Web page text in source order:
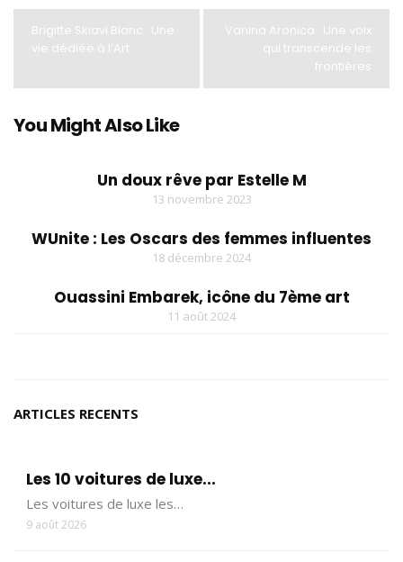
Brigitte Skiavi Blanc : Une
vie dédiée à l’Art
Vanina Aronica : Une voix
qui transcende les
frontières
You Might Also Like
Un doux rêve par Estelle M
13 novembre 2023
WUnite : Les Oscars des femmes influentes
18 décembre 2024
Ouassini Embarek, icône du 7ème art
11 août 2024
ARTICLES RECENTS
Les 10 voitures de luxe...
Les voitures de luxe les…
9 août 2026